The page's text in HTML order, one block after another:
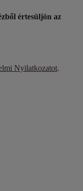
értesüljön az
Nyilatkozatot.